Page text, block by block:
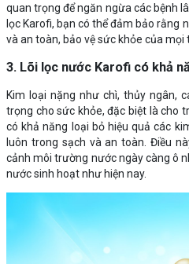
quan trọng để ngăn ngừa các bệnh
lọc Karofi, bạn có thể đảm bảo rằng
và an toàn, bảo vệ sức khỏe của mọi
3. Lõi lọc nước Karofi có khả
Kim loại nặng như chì, thủy ngân,
trọng cho sức khỏe, đặc biệt là cho
có khả năng loại bỏ hiệu quả các
luôn trong sạch và an toàn. Điều
cảnh môi trường nước ngày càng ô
nước sinh hoạt như hiện nay.